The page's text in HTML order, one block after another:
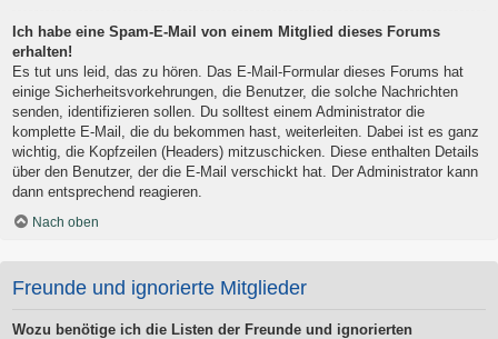
Ich habe eine Spam-E-Mail von einem Mitglied dieses Forums
erhalten!
Es tut uns leid, das zu hören. Das E-Mail-Formular dieses Forums hat
einige Sicherheitsvorkehrungen, die Benutzer, die solche Nachrichten
senden, identifizieren sollen. Du solltest einem Administrator die
komplette E-Mail, die du bekommen hast, weiterleiten. Dabei ist es ganz
wichtig, die Kopfzeilen (Headers) mitzuschicken. Diese enthalten Details
über den Benutzer, der die E-Mail verschickt hat. Der Administrator kann
dann entsprechend reagieren.
Nach oben
Freunde und ignorierte Mitglieder
Wozu benötige ich die Listen der Freunde und ignorierten